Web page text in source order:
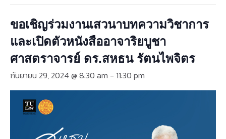
ขอเชิญร่วมงานเสวนาบทความวิชาการ
และเปิดตัวหนังสืออาจาริยบูชา
ศาสตราจารย์ ดร.สหธน รัตนไพจิตร
กันยายน 29, 2024 @ 8:30 am - 11:30 pm